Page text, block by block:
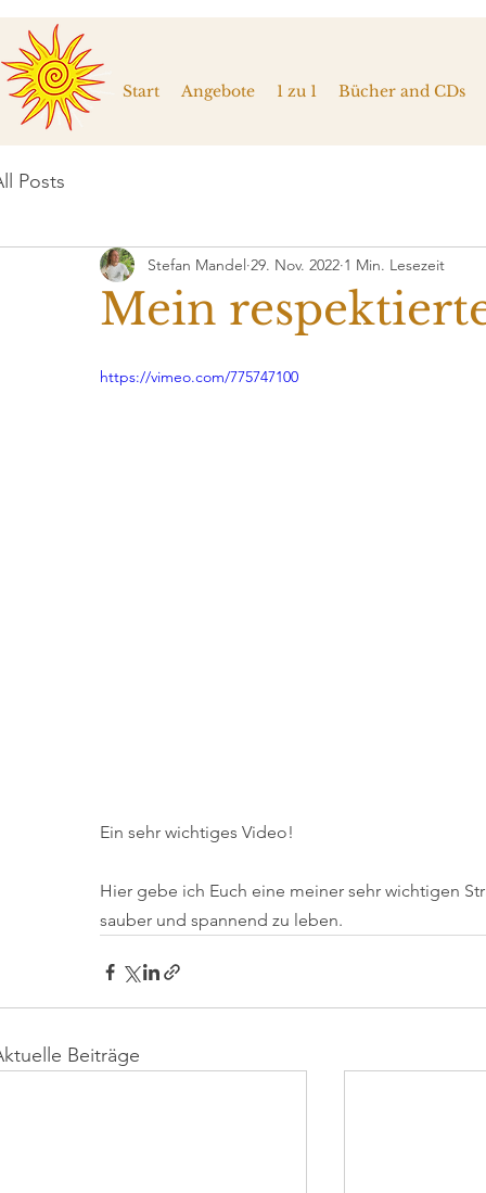
Start Angebote 1 zu 1 Bücher and CDs
Posts
Mein
Stefan Mandel 29. Nov. 2022 1 Min. Lesezeit
https://vimeo.com/775747100
Ein sehr wichtiges Video!
Hier gebe ich Euch eine meiner sehr wichtigen
sauber und spannend zu leben.
Beiträge